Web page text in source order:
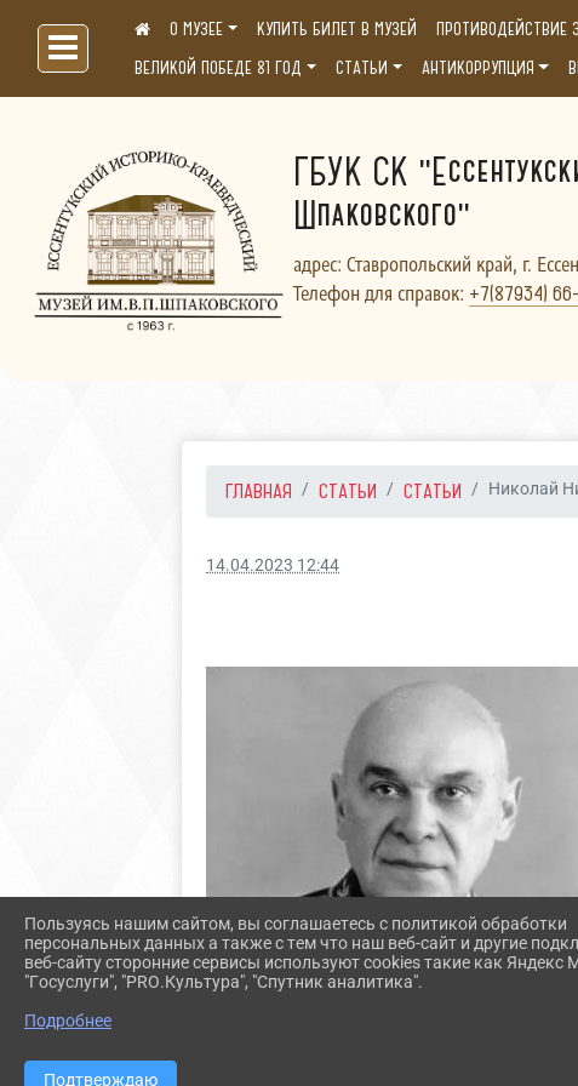
Больше, чем музей...О МУЗЕЕ КУПИТЬ БИЛЕТ В МУЗЕЙ ПРОТИВОДЕЙСТВИЕ
ВЕЛИКОЙ ПОБЕДЕ 81 ГОД
СТАТЬИ АНТИКОРРУПЦИЯ
ГБУК СК
Шпаковского"
адрес: Ставропольский край, г.
Телефон для справок: +7(87934)
ГЛАВНАЯ СТАТЬИ СТАТЬИ Николай
14.04.2023 12:44
Пользуясь нашим сайтом, вы соглашаетесь с политикой обработки
персональных данных а также с тем что наш веб-сайт и другие
веб-сайту сторонние сервисы используют cookies такие как Яндекс
"Госуслуги", "PRO.Культура", "Спутник аналитика".
Подробнее
Подтверждаю